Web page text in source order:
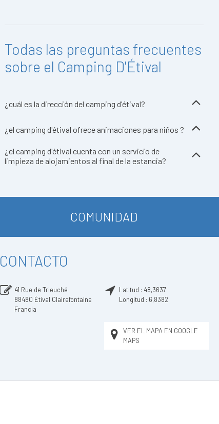
Todas las preguntas frecuentes
sobre el Camping D'Étival
¿cuál es la dirección del camping d'étival?
¿el camping d'étival ofrece animaciones para niños ?
¿el camping d'étival cuenta con un servicio de
limpieza de alojamientos al final de la estancia?
COMUNIDAD
CONTACTO
41 Rue de Trieuché
88480 Étival Clairefontaine
Francia
Latitud : 48,3637
Longitud : 6,8382
VER EL MAPA EN GOOGLE
MAPS